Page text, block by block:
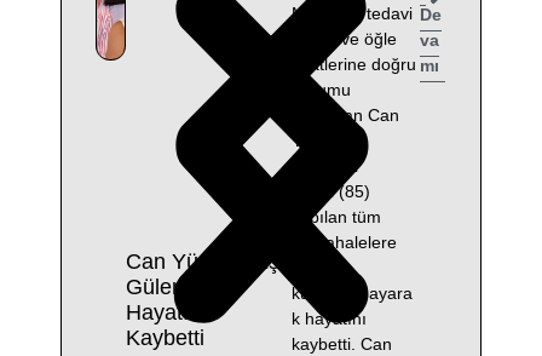
Can Yücel’in Eşi
Güler Yücel
Hayatını
Kaybetti
Muğla’da tedavi
gören ve öğle
saatlerine doğru
durumu
ağırlaşan Can
Yücel’in
eşi Güler
Yücel (85)
yapılan tüm
müdahalelere
rağmen
kurtarılamayara
k hayatını
kaybetti. Can
De
va
mı